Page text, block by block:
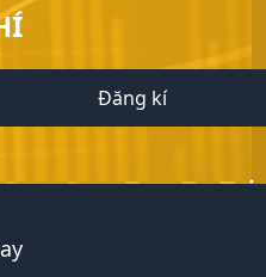
Đăng kí